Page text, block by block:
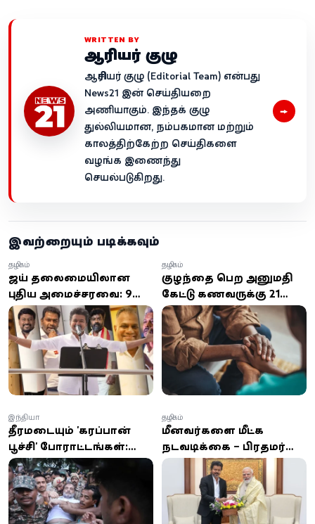
WRITTEN BY
ஆசிரியர் குழு
ஆசிரியர் குழு (Editorial Team) என்பது
News21 இன் செய்தியறை
அணியாகும். இந்தக் குழு
துல்லியமான, நம்பகமான மற்றும்
காலத்திற்கேற்ற செய்திகளை
வழங்க இணைந்து
செயல்படுகிறது.
→
இவற்றையும் படிக்கவும்
விஜய் தலைமையிலான
புதிய அமைச்சரவை: 9
அமைச்சர்களின் முழு
விவரங்கள்
தமிழகம்
குழந்தை பெற அனுமதி
கேட்டு கணவருக்கு 21
நாள் பரோல் கோரிய
பெண்.. நீதிமன்றம்
அதிரடி உத்தரவு
தமிழகம்
தீவிரமடையும் 'கரப்பான்
பூச்சி' போராட்டங்கள்:
இந்திய எதிர்க்கட்சித்
தலைவர் ராகுல் காந்தி
கைது!
இந்தியா
மீனவர்களை மீட்க
நடவடிக்கை – பிரதமர்
மோடியிடம் முதல்-
அமைச்சர் விஜய் வைத்த
முக்கிய கோரிக்கைகள்
தமிழகம்